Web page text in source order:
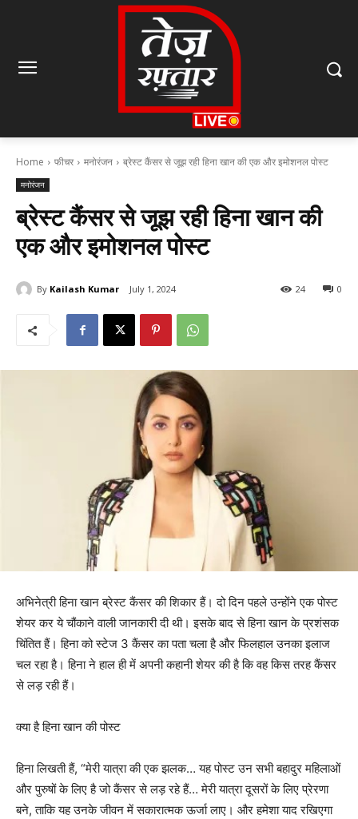
Home फीचर मनोरंजन ब्रेस्ट कैंसर से जूझ रही हिना खान की एक और इमोशनल पोस्ट
मनोरंजन
ब्रेस्ट कैंसर से जूझ रही हिना खान की
एक और इमोशनल पोस्ट
By Kailash Kumar July 1, 2024 0
24
अभिनेत्री हिना खान ब्रेस्ट कैंसर की शिकार हैं। दो दिन पहले उन्होंने एक पोस्ट
शेयर कर ये चौंकाने वाली जानकारी दी थी। इसके बाद से हिना खान के प्रशंसक
चिंतित हैं। हिना को स्टेज 3 कैंसर का पता चला है और फिलहाल उनका इलाज
चल रहा है। हिना ने हाल ही में अपनी कहानी शेयर की है कि वह किस तरह कैंसर
से लड़ रही हैं।
क्या है हिना खान की पोस्ट
हिना लिखती हैं, “मेरी यात्रा की एक झलक… यह पोस्ट उन सभी बहादुर महिलाओं
और पुरुषों के लिए है जो कैंसर से लड़ रहे हैं… मेरी यात्रा दूसरों के लिए प्रेरणा
बने, ताकि यह उनके जीवन में सकारात्मक ऊर्जा लाए। और हमेशा याद रखिएगा